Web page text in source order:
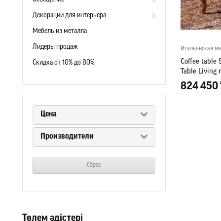
Декорации для интерьера
Мебель из металла
Лидеры продаж
Скидка от 10% до 80%
Цена
Производители
Сброс
Төлем әдістері
Итальянская
Coffee table
Table Living
824 450